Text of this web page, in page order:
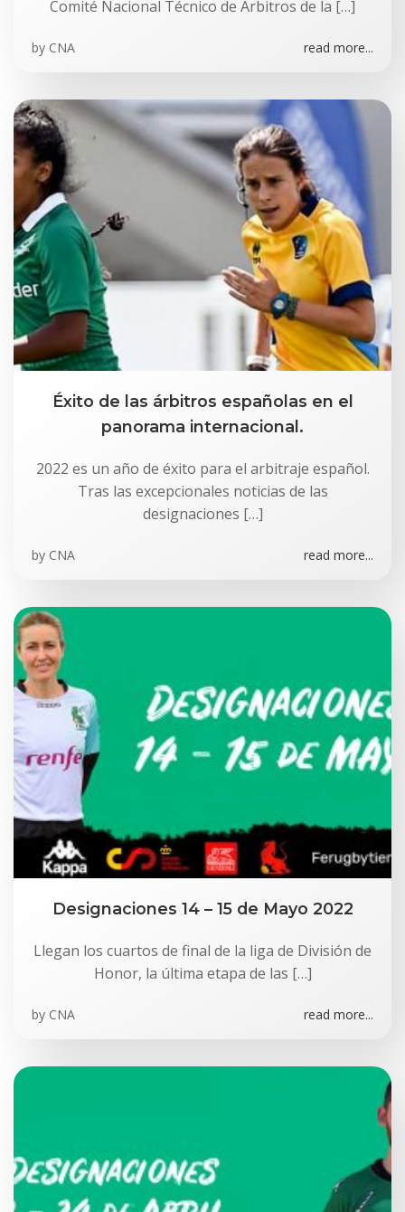
Comité Nacional Técnico de Árbitros de la […]
by CNA read more...
Éxito de las árbitros españolas en el
panorama internacional.
2022 es un año de éxito para el arbitraje español.
Tras las excepcionales noticias de las
designaciones […]
by CNA read more...
Designaciones 14 – 15 de Mayo 2022
Llegan los cuartos de final de la liga de División de
Honor, la última etapa de las […]
by CNA read more...